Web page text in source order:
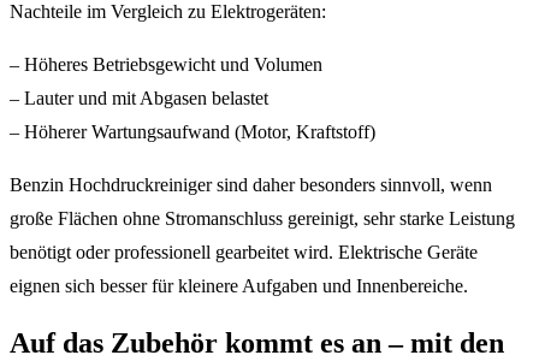
Nachteile im Vergleich zu Elektrogeräten:
– Höheres Betriebsgewicht und Volumen
– Lauter und mit Abgasen belastet
– Höherer Wartungsaufwand (Motor, Kraftstoff)
Benzin Hochdruckreiniger sind daher besonders sinnvoll, wenn
große Flächen ohne Stromanschluss gereinigt, sehr starke Leistung
benötigt oder professionell gearbeitet wird. Elektrische Geräte
eignen sich besser für kleinere Aufgaben und Innenbereiche.
Auf das Zubehör kommt es an – mit den